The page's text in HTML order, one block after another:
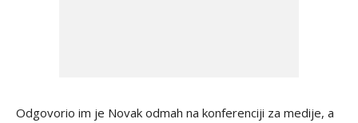
Odgovorio im je Novak odmah na konferenciji za medije, a